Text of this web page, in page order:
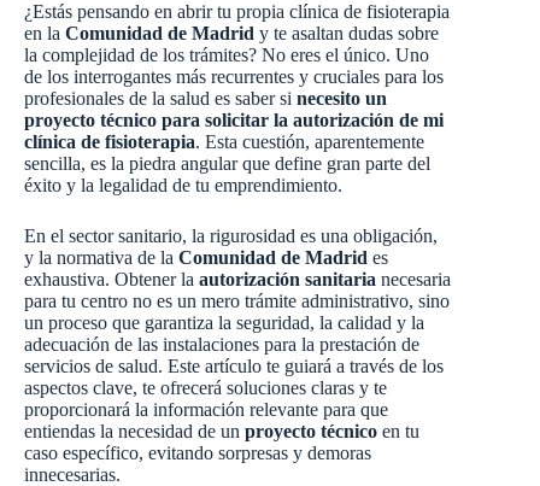
¿Estás pensando en abrir tu propia clínica de fisioterapia
en la Comunidad de Madrid y te asaltan dudas sobre
la complejidad de los trámites? No eres el único. Uno
de los interrogantes más recurrentes y cruciales para los
profesionales de la salud es saber si necesito un
proyecto técnico para solicitar la autorización de mi
clínica de fisioterapia. Esta cuestión, aparentemente
sencilla, es la piedra angular que define gran parte del
éxito y la legalidad de tu emprendimiento.
En el sector sanitario, la rigurosidad es una obligación,
y la normativa de la Comunidad de Madrid es
exhaustiva. Obtener la autorización sanitaria necesaria
para tu centro no es un mero trámite administrativo, sino
un proceso que garantiza la seguridad, la calidad y la
adecuación de las instalaciones para la prestación de
servicios de salud. Este artículo te guiará a través de los
aspectos clave, te ofrecerá soluciones claras y te
proporcionará la información relevante para que
entiendas la necesidad de un proyecto técnico en tu
caso específico, evitando sorpresas y demoras
innecesarias.